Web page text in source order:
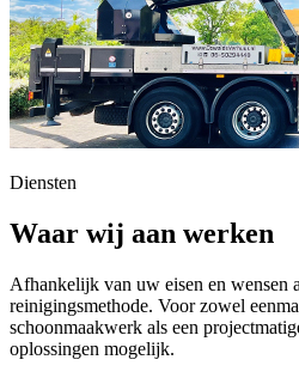
Diensten
Waar wij aan werken
Afhankelijk van uw eisen en wensen
reinigingsmethode. Voor zowel
schoonmaakwerk als een
oplossingen mogelijk.